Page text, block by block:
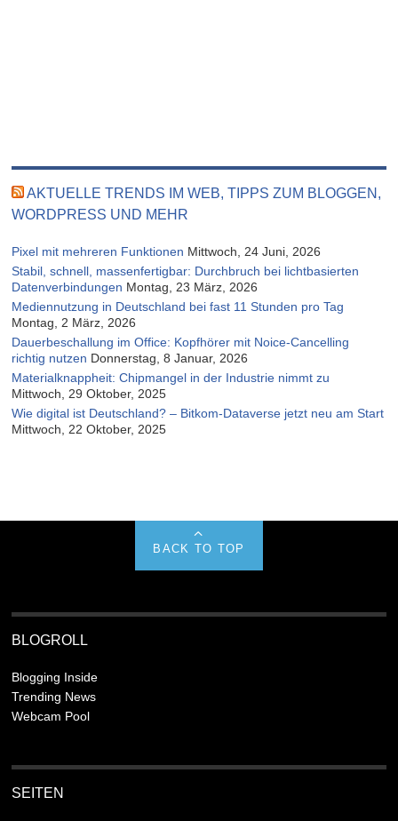
AKTUELLE TRENDS IM WEB, TIPPS ZUM BLOGGEN,
WORDPRESS UND MEHR
Pixel mit mehreren Funktionen Mittwoch, 24 Juni, 2026
Stabil, schnell, massenfertigbar: Durchbruch bei lichtbasierten
Datenverbindungen Montag, 23 März, 2026
Mediennutzung in Deutschland bei fast 11 Stunden pro Tag
Montag, 2 März, 2026
Dauerbeschallung im Office: Kopfhörer mit Noice-Cancelling
richtig nutzen Donnerstag, 8 Januar, 2026
Materialknappheit: Chipmangel in der Industrie nimmt zu
Mittwoch, 29 Oktober, 2025
Wie digital ist Deutschland? – Bitkom-Dataverse jetzt neu am Start
Mittwoch, 22 Oktober, 2025
BACK TO TOP
BLOGROLL
Blogging Inside
Trending News
Webcam Pool
SEITEN